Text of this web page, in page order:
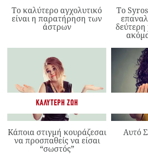
Το καλύτερο αγχολυτικό
είναι η παρατήρηση των
άστρων
Το
δεύτερη
ΚΑΛΎΤΕΡΗ ΖΩΉ
Κάποια στιγμή κουράζεσαι
να προσπαθείς να είσαι
“σωστός”
Αυτό